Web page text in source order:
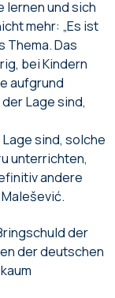
lernen und sich
mehr: „Es ist
Das
bei Kindern
aufgrund
Lage sind,
sind, solche
unterrichten,
andere
der
der deutschen